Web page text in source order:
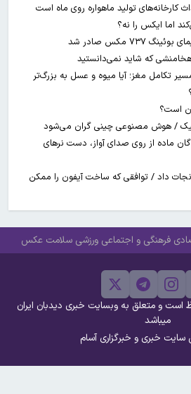
کارخانه‌های تولید ماهواره روی ماه است
اما ایکس را نه؟
مکس صادر شد
تکامل مغز؛ آیا میوه و عسل به بزرگ‌تر
است؟
/ هوش مصنوعی چینی گران می‌شود
ماده از روی صدای آواز، دست نرهای
داد / توافقی که ساخت آیفون را ممکن
فرهنگی و اجتماعی ورزشی سلامت عکس
و متعلق به وبسایت خبری دیدبان ایران
میباشد
سایت خبری و خبرگزاری آسام